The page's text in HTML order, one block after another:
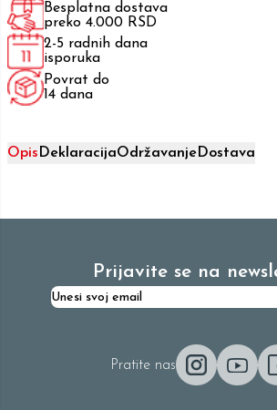
Besplatna dostava
preko 4.000 RSD
2-5 radnih dana
isporuka
Povrat do
14 dana
Opis DeklaracijaOdržavanjeDostava
Prijavite se na
Pratite nas